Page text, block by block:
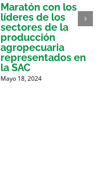
Maratón con los
líderes de los
sectores de la
producción
agropecuaria
representados en
la SAC
Mayo 18, 2024